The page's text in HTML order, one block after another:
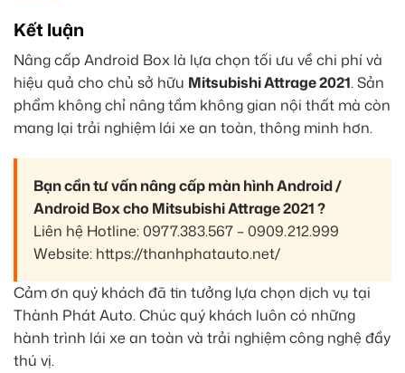
Kết luận
Nâng cấp Android Box là lựa chọn tối ưu về chi phí và
hiệu quả cho chủ sở hữu Mitsubishi Attrage 2021. Sản
phẩm không chỉ nâng tầm không gian nội thất mà còn
mang lại trải nghiệm lái xe an toàn, thông minh hơn.
Bạn cần tư vấn nâng cấp màn hình Android /
Android Box cho Mitsubishi Attrage 2021 ?
Liên hệ Hotline: 0977.383.567 – 0909.212.999
Website: https://thanhphatauto.net/
Cảm ơn quý khách đã tin tưởng lựa chọn dịch vụ tại
Thành Phát Auto. Chúc quý khách luôn có những
hành trình lái xe an toàn và trải nghiệm công nghệ đầy
thú vị.